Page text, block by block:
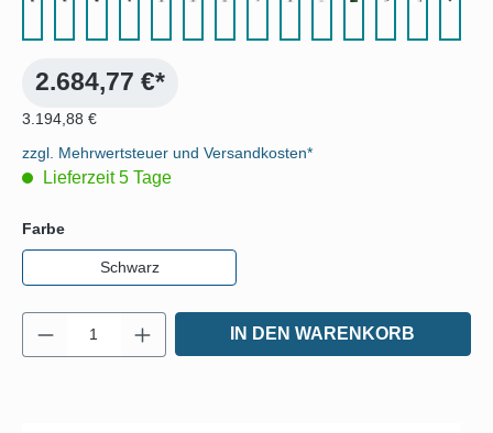
2.684,77 €*
3.194,88 €
zzgl. Mehrwertsteuer und Versandkosten*
Lieferzeit 5 Tage
Farbeauswählen
Schwarz
Produkt Anzahl: Gib den gewünschten
IN DEN WARENKORB